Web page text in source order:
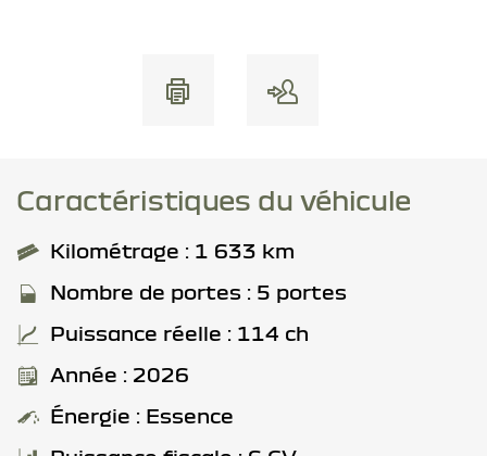
Caractéristiques du véhicule
Kilométrage : 1 633 km
Nombre de portes : 5 portes
Puissance réelle : 114 ch
Année : 2026
Énergie : Essence